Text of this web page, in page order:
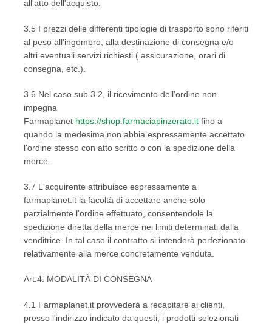
all'atto dell'acquisto.
3.5 I prezzi delle differenti tipologie di trasporto sono riferiti
al peso all'ingombro, alla destinazione di consegna e/o
altri eventuali servizi richiesti ( assicurazione, orari di
consegna, etc.).
3.6 Nel caso sub 3.2, il ricevimento dell'ordine non
impegna
Farmaplanet https://shop.farmaciapinzerato.it fino a
quando la medesima non abbia espressamente accettato
l'ordine stesso con atto scritto o con la spedizione della
merce.
3.7 L'acquirente attribuisce espressamente a
farmaplanet.it la facoltà di accettare anche solo
parzialmente l'ordine effettuato, consentendole la
spedizione diretta della merce nei limiti determinati dalla
venditrice. In tal caso il contratto si intenderà perfezionato
relativamente alla merce concretamente venduta.
Art.4: MODALITÀ DI CONSEGNA
4.1 Farmaplanet.it provvederà a recapitare ai clienti,
presso l'indirizzo indicato da questi, i prodotti selezionati